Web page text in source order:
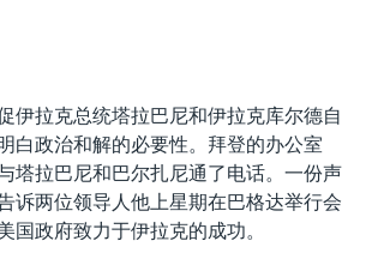
伊拉克总统塔拉巴尼和伊拉克库尔德自
白政治和解的必要性。拜登的办公室
塔拉巴尼和巴尔扎尼通了电话。一份声
诉两位领导人他上星期在巴格达举行会
国政府致力于伊拉克的成功。